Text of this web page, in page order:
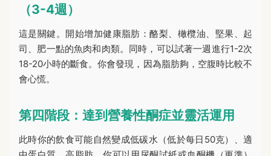
（3-4週）
這是關鍵。開始增加健康脂肪：酪梨、橄欖油、堅果、起
司、肥一點的魚肉和肉類。同時，可以試著一週進行1-2次
18-20小時的斷食。你會發現，因為脂肪夠，空腹時比較不
會心慌。
第四階段：達到營養性酮症並靈活運用
此時你的飲食可能自然變成低碳水（低於每日50克）、適